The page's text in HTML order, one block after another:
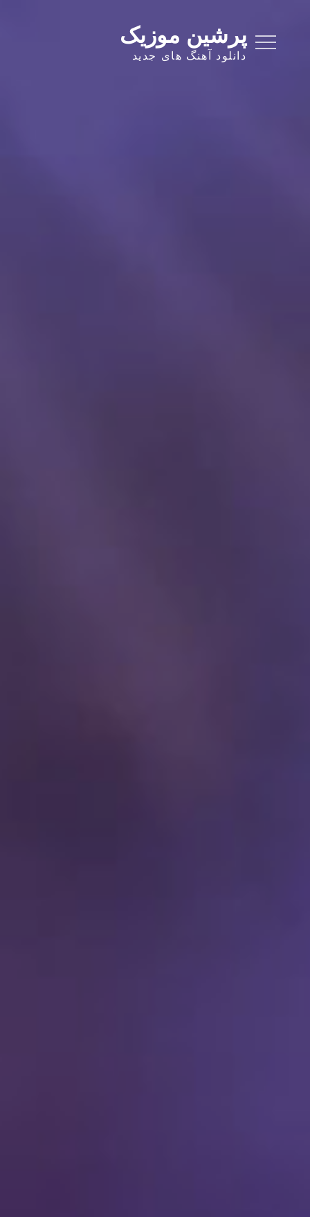
content
پرشین موزیک
دانلود آهنگ های جدید